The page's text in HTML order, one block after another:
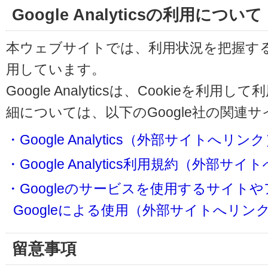
Google Analyticsの利用について
本ウェブサイトでは、利用状況を把握す
用しています。
Google Analyticsは、Cookieを利用して
細については、以下のGoogle社の関連
・Google Analytics（外部サイトへリンク
・Google Analytics利用規約（外部サイ
・Googleのサービスを使用するサイト
Googleによる使用（外部サイトへリン
留意事項